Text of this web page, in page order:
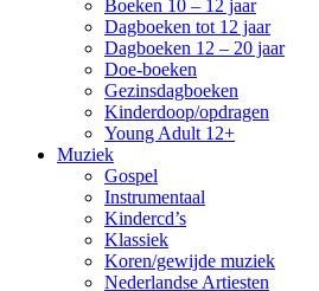
Boeken 10 – 12 jaar
Dagboeken tot 12 jaar
Dagboeken 12 – 20 jaar
Doe-boeken
Gezinsdagboeken
Kinderdoop/opdragen
Young Adult 12+
Muziek
Gospel
Instrumentaal
Kindercd’s
Klassiek
Koren/gewijde muziek
Nederlandse Artiesten